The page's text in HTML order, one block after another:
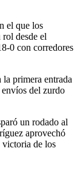
el que los
rol desde el
0 con corredores
primera entrada
del zurdo
un rodado al
aprovechó
victoria de los